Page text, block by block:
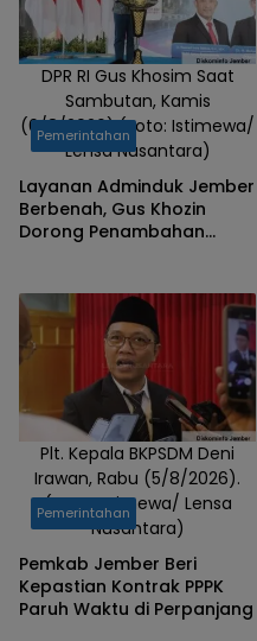
DPR RI Gus Khosim Saat
Sambutan, Kamis
(6/8/2026).(Foto: Istimewa/
Lensa Nusantara)
Pemerintahan
Layanan Adminduk Jember
Berbenah, Gus Khozin
Dorong Penambahan
Plt. Kepala BKPSDM Deni
Irawan, Rabu (5/8/2026).
(Foto: Istimewa/ Lensa
Nusantara)
Pemerintahan
Pemkab Jember Beri
Kepastian Kontrak PPPK
Paruh Waktu di Perpanjang